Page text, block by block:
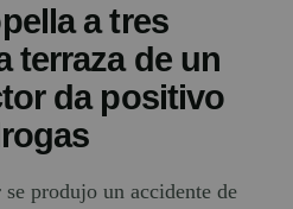
a tres
terraza de un
da positivo
produjo un accidente de